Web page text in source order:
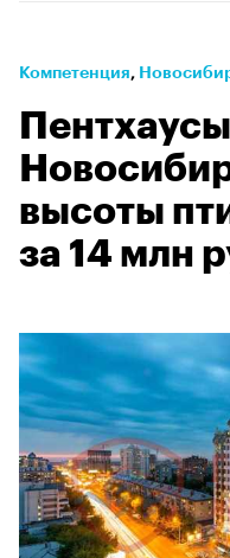
Компетенция⁠,
высоты
за 14 млн